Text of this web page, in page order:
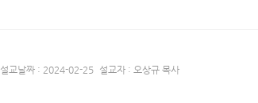
설교날짜 : 2024-02-25 설교자 : 오상규 목사